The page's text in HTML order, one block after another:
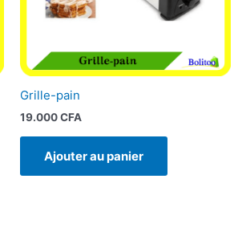
Grille-pain
19.000CFA
Ajouter au panier